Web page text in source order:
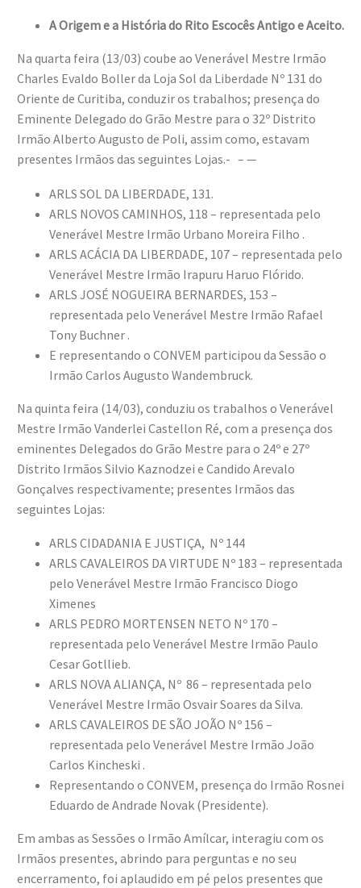
A Origem e a História do Rito Escocês Antigo e Aceito.
Na quarta feira (13/03) coube ao Venerável Mestre Irmão
Charles Evaldo Boller da Loja Sol da Liberdade Nº 131 do
Oriente de Curitiba, conduzir os trabalhos; presença do
Eminente Delegado do Grão Mestre para o 32º Distrito
Irmão Alberto Augusto de Poli, assim como, estavam
presentes Irmãos das seguintes Lojas.- – —
ARLS SOL DA LIBERDADE, 131.
ARLS NOVOS CAMINHOS, 118 – representada pelo
Venerável Mestre Irmão Urbano Moreira Filho .
ARLS ACÁCIA DA LIBERDADE, 107 – representada pelo
Venerável Mestre Irmão Irapuru Haruo Flórido.
ARLS JOSÉ NOGUEIRA BERNARDES, 153 –
representada pelo Venerável Mestre Irmão Rafael
Tony Buchner .
E representando o CONVEM participou da Sessão o
Irmão Carlos Augusto Wandembruck.
Na quinta feira (14/03), conduziu os trabalhos o Venerável
Mestre Irmão Vanderlei Castellon Ré, com a presença dos
eminentes Delegados do Grão Mestre para o 24º e 27º
Distrito Irmãos Silvio Kaznodzei e Candido Arevalo
Gonçalves respectivamente; presentes Irmãos das
seguintes Lojas:
ARLS CIDADANIA E JUSTIÇA, Nº 144
ARLS CAVALEIROS DA VIRTUDE Nº 183 – representada
pelo Venerável Mestre Irmão Francisco Diogo
Ximenes
ARLS PEDRO MORTENSEN NETO Nº 170 –
representada pelo Venerável Mestre Irmão Paulo
Cesar Gotllieb.
ARLS NOVA ALIANÇA, Nº 86 – representada pelo
Venerável Mestre Irmão Osvair Soares da Silva.
ARLS CAVALEIROS DE SÃO JOÃO Nº 156 –
representada pelo Venerável Mestre Irmão João
Carlos Kincheski .
Representando o CONVEM, presença do Irmão Rosnei
Eduardo de Andrade Novak (Presidente).
Em ambas as Sessões o Irmão Amílcar, interagiu com os
Irmãos presentes, abrindo para perguntas e no seu
encerramento, foi aplaudido em pé pelos presentes que